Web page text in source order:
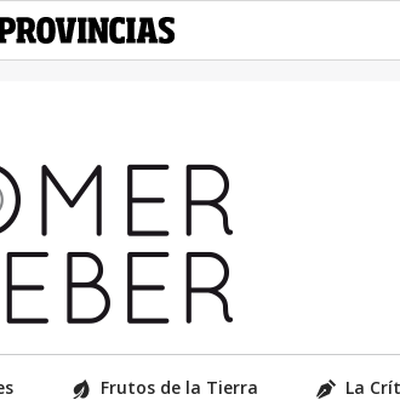
Frutos de la Tierra La